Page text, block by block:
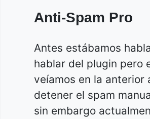
Anti-Spam Pro
Antes estábamos
hablar del plugin pero
veíamos en la
detener el spam
sin embargo